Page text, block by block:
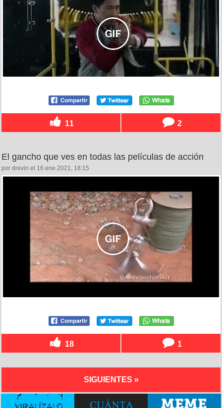
11 2
El gancho que ves en todas las películas de acción
por drevin el 16 ene 2021, 18:15
18 1
SIGUIENTES »